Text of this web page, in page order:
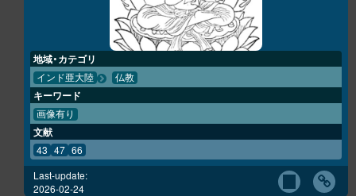
地域・カテゴリ
インド亜大陸 仏教
キーワード
画像有り
文献
43 47 66
Last-update:
2026-02-24